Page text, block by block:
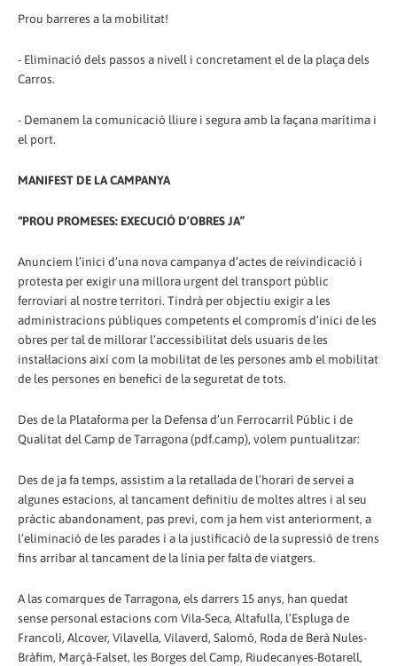
Prou barreres a la mobilitat!
- Eliminació dels passos a nivell i concretament el de la plaça dels
Carros.
- Demanem la comunicació lliure i segura amb la façana marítima i
el port.
MANIFEST DE LA CAMPANYA
“PROU PROMESES: EXECUCIÓ D’OBRES JA”
Anunciem l’inici d’una nova campanya d’actes de reivindicació i
protesta per exigir una millora urgent del transport públic
ferroviari al nostre territori. Tindrà per objectiu exigir a les
administracions públiques competents el compromís d’inici de les
obres per tal de millorar l’accessibilitat dels usuaris de les
instal·lacions així com la mobilitat de les persones amb el mobilitat
de les persones en benefici de la seguretat de tots.
Des de la Plataforma per la Defensa d’un Ferrocarril Públic i de
Qualitat del Camp de Tarragona (pdf.camp), volem puntualitzar:
Des de ja fa temps, assistim a la retallada de l’horari de servei a
algunes estacions, al tancament definitiu de moltes altres i al seu
pràctic abandonament, pas previ, com ja hem vist anteriorment, a
l’eliminació de les parades i a la justificació de la supressió de trens
fins arribar al tancament de la línia per falta de viatgers.
A las comarques de Tarragona, els darrers 15 anys, han quedat
sense personal estacions com Vila-Seca, Altafulla, l’Espluga de
Francolí, Alcover, Vilavella, Vilaverd, Salomó, Roda de Berà Nules-
Bràfim, Marçà-Falset, les Borges del Camp, Riudecanyes-Botarell,